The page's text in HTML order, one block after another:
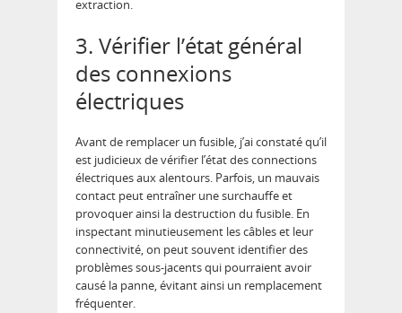
extraction.
3. Vérifier l’état général
des connexions
électriques
Avant de remplacer un fusible, j’ai constaté qu’il
est judicieux de vérifier l’état des connections
électriques aux alentours. Parfois, un mauvais
contact peut entraîner une surchauffe et
provoquer ainsi la destruction du fusible. En
inspectant minutieusement les câbles et leur
connectivité, on peut souvent identifier des
problèmes sous-jacents qui pourraient avoir
causé la panne, évitant ainsi un remplacement
fréquenter.